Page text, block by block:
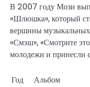
В 2007 году Мози
«Шлюшка», который
вершины музыкальных
«Смэш», «Смотрите
молодежи и принесли
Год Альбом